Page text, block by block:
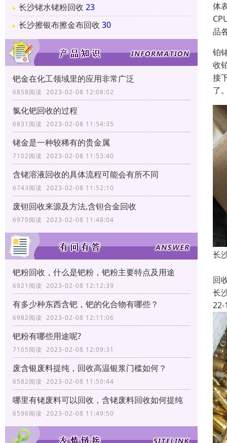
长沙铑水铑粉回收 23
长沙擦银布擦金布回收 30
钯金在化工领域里的应用非常广泛
6858阅读 2023-02-08 12:08:02
氯化钯回收的过程
6831阅读 2023-02-08 11:54:35
铑金是一种较稀有的贵金属
7102阅读 2023-02-08 11:53:40
含铑溶液回收的具体流程可能会有所不同
6743阅读 2023-02-08 11:52:10
废钽回收来源及方法,含钽合金回收
6970阅读 2023-02-08 11:48:04
钯粉回收，什么是钯粉，钯粉主要特点及用途
6921阅读 2023-02-08 12:12:39
有多少种东西含钯，钯的化合物有哪些？
6982阅读 2023-02-08 12:11:06
钯粉有哪些用途呢?
7105阅读 2023-02-08 12:09:31
废含银废料提纯，回收高温银浆门槛如何？
6582阅读 2023-02-08 11:50:44
哪里有铑废料可以回收，含铑废料回收如何提纯
6596阅读 2023-02-08 11:49:50
体
品
铂
收
接
了
长
回
长
22-